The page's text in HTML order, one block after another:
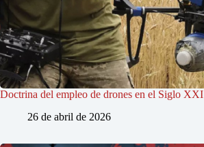
Doctrina del empleo de drones en el Siglo XXI
26 de abril de 2026